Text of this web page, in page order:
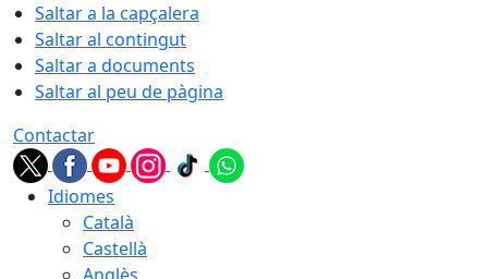
Saltar a la capçalera
Saltar al contingut
Saltar a documents
Saltar al peu de pàgina
Contactar
Idiomes
Català
Castellà